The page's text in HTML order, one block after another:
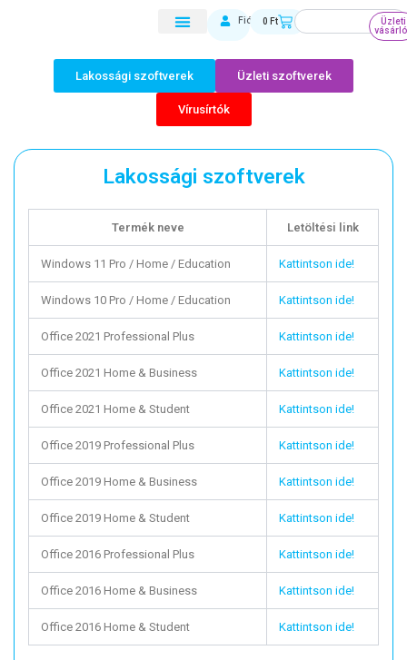
Fiókom
0 FtKosárKeresés
Üzleti
Lakossági szoftverek Üzleti szoftverek
Vírusírtók
Lakossági szoftverek
Termék neve Letöltési link
Windows 11 Pro / Home / Education Kattintson ide!
Windows 10 Pro / Home / Education Kattintson ide!
Office 2021 Professional Plus Kattintson ide!
Office 2021 Home & Business Kattintson ide!
Office 2021 Home & Student Kattintson ide!
Office 2019 Professional Plus Kattintson ide!
Office 2019 Home & Business Kattintson ide!
Office 2019 Home & Student Kattintson ide!
Office 2016 Professional Plus Kattintson ide!
Office 2016 Home & Business Kattintson ide!
Office 2016 Home & Student Kattintson ide!